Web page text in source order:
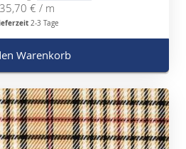
35,70 € / m
2-3 Tage
Warenkorb